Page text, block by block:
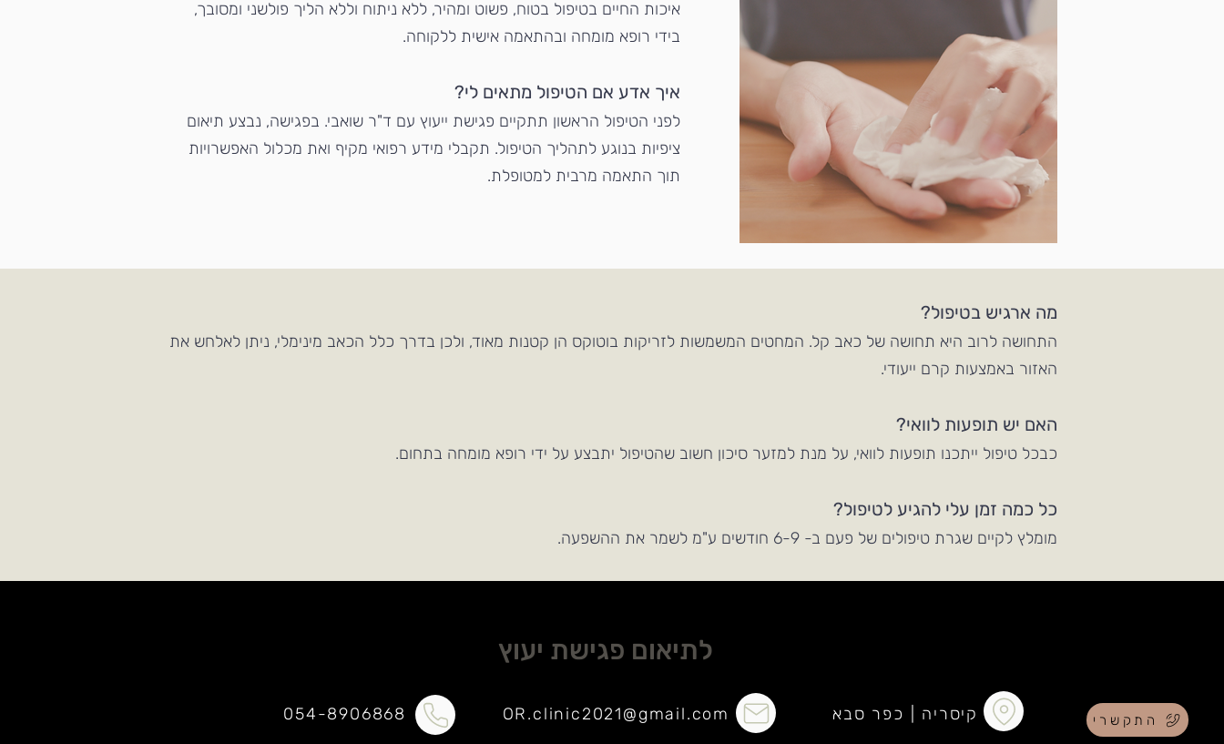
איכות החיים בטיפול בטוח, פשוט ומהיר, ללא ניתוח וללא הליך פולשני ומסובך,
בידי רופא מומחה ובהתאמה אישית ללקוחה.
איך אדע אם הטיפול מתאים לי?
לפני הטיפול הראשון תתקיים פגישת ייעוץ עם ד"ר שואבי. בפגישה, נבצע תיאום
ציפיות בנוגע לתהליך הטיפול. תקבלי מידע רפואי מקיף ואת מכלול האפשרויות
תוך התאמה מרבית למטופלת.
מה ארגיש בטיפול?
התחושה לרוב היא תחושה של כאב קל. המחטים המשמשות לזריקות בוטוקס הן קטנות מאוד, ולכן בדרך כלל הכאב מינימלי, ניתן לאלחש את
האזור באמצעות קרם ייעודי.
האם יש תופעות לוואי?
כבכל טיפול ייתכנו תופעות לוואי, על מנת למזער סיכון חשוב שהטיפול יתבצע על ידי רופא מומחה בתחום.
כל כמה זמן עלי להגיע לטיפול?
מומלץ לקיים שגרת טיפולים של פעם ב- 6-9 חודשים ע"מ לשמר את ההשפעה.
התקשרי
לתיאום פגישת יעוץ
054-8906868 OR.clinic2021@gmail.com קיסריה | כפר סבא